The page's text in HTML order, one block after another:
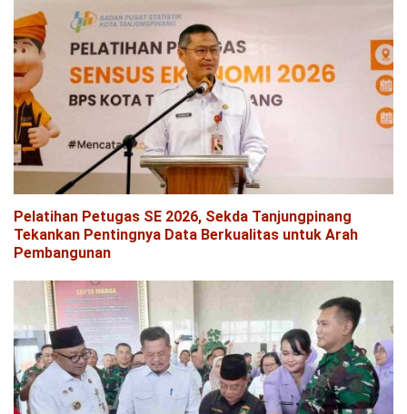
Pelatihan Petugas SE 2026, Sekda Tanjungpinang
Tekankan Pentingnya Data Berkualitas untuk Arah
Pembangunan